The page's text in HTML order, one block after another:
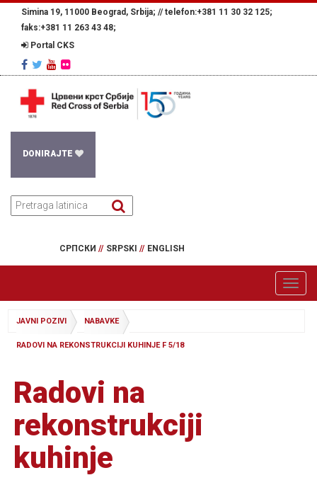
Simina 19, 11000 Beograd, Srbija; // telefon:+381 11 30 32 125;
faks:+381 11 263 43 48;
Portal CKS
DONIRAJTE
СРПСКИ // SRPSKI // ENGLISH
JAVNI POZIVI NABAVKE
RADOVI NA REKONSTRUKCIJI KUHINJE F 5/18
Radovi na
rekonstrukciji
kuhinje